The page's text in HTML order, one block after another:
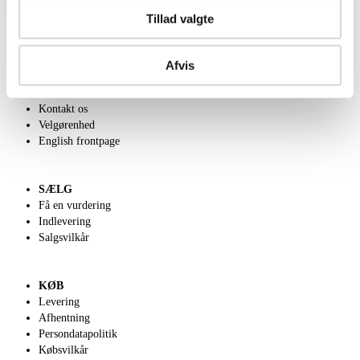
Tillad valgte
Afvis
Kontakt os
Velgørenhed
English frontpage
SÆLG
Få en vurdering
Indlevering
Salgsvilkår
KØB
Levering
Afhentning
Persondatapolitik
Købsvilkår